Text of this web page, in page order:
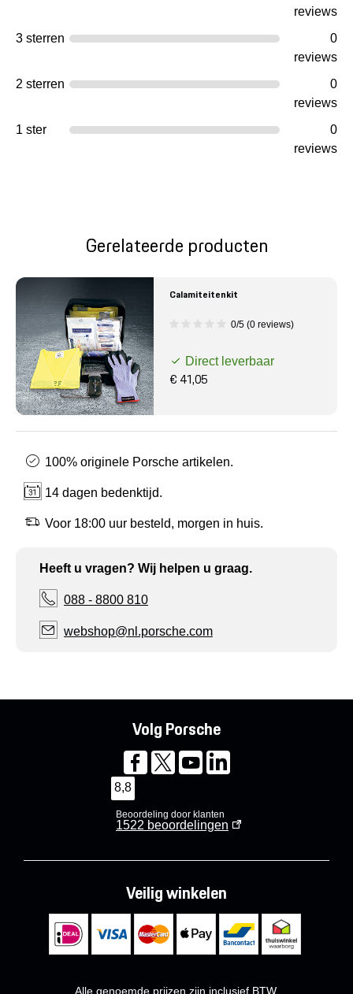
reviews
3 sterren
0
reviews
2 sterren
0
reviews
1 ster
0
reviews
Gerelateerde producten
Calamiteitenkit
0/5 (0 reviews)
Direct leverbaar
€ 41,05
100% originele Porsche artikelen.
14 dagen bedenktijd.
Voor 18:00 uur besteld, morgen in huis.
Heeft u vragen? Wij helpen u graag.
088 - 8800 810
webshop@nl.porsche.com
Volg Porsche
8,8
Beoordeling door klanten
1522 beoordelingen
Veilig winkelen
Alle genoemde prijzen zijn inclusief BTW.